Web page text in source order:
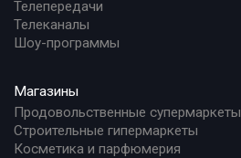
Телепередачи
Телеканалы
Шоу-программы
Магазины
Продовольственные супермаркеты
Строительные гипермаркеты
Косметика и парфюмерия